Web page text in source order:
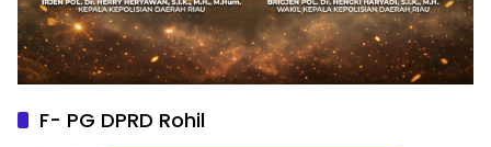
F- PG DPRD Rohil